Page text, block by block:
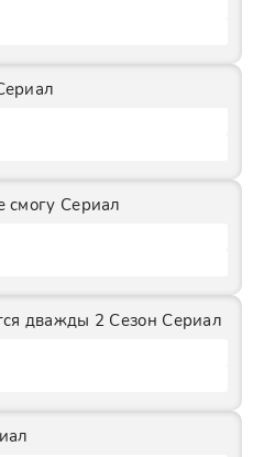
смогу Сериал
дважды 2 Сезон Сериал